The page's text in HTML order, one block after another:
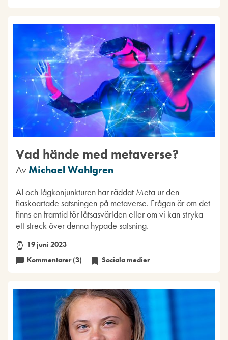
Vad hände med metaverse?
Av Michael Wahlgren
AI och lågkonjunkturen har räddat Meta ur den
fiaskoartade satsningen på metaverse. Frågan är om det
finns en framtid för låtsasvärlden eller om vi kan stryka
ett streck över denna hypade satsning.
19 juni 2023
Kommentarer (3)
Sociala medier